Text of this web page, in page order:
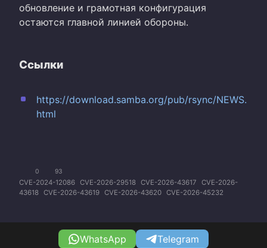
обновление и грамотная конфигурация
остаются главной линией обороны.
Ссылки
https://download.samba.org/pub/rsync/NEWS.
html
0 93
CVE-2024-12086 CVE-2026-29518 CVE-2026-43617
CVE-2026-
43618 CVE-2026-43619 CVE-2026-43620 CVE-2026-45232
WhatsApp Telegram